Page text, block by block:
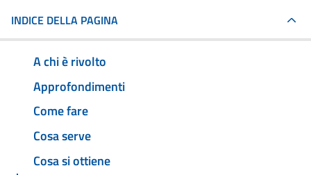
INDICE DELLA PAGINA
A chi è rivolto
Approfondimenti
Come fare
Cosa serve
Cosa si ottiene